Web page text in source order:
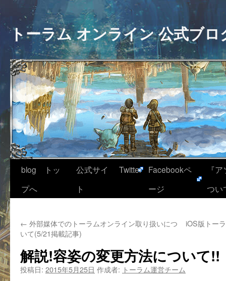
トーラム オンライン 公式ブロ
blog トッ
プへ
公式サイ
ト
Twitter
Facebookペ
ージ
『
つい
← 外部媒体でのトーラムオンライン取り扱いにつ
いて(5/21掲載記事)
iOS版トー
解説!容姿の変更方法について!!
投稿日: 2015年5月25日 作成者: トーラム運営チーム